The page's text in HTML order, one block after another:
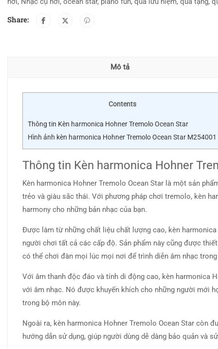
Share:
Mô tả
Contents
Thông tin Kèn harmonica Hohner Tremolo Ocean Star
Hình ảnh kèn harmonica Hohner Tremolo Ocean Star M254001
Thông tin Kèn harmonica Hohner
Kèn harmonica Hohner Tremolo Ocean Star là một sản
trẻo và giàu sắc thái. Với phương pháp chơi tremolo, kèn
harmony cho những bản nhạc của bạn.
Được làm từ những chất liệu chất lượng cao, kèn
người chơi tất cả các cấp độ. Sản phẩm này cũng được
có thể chơi đàn mọi lúc mọi nơi để trình diễn âm nhạc
Với âm thanh độc đáo và tính di động cao, kèn harmonica
với âm nhạc. Nó được khuyến khích cho những người mới
trong bộ môn này.
Ngoài ra, kèn harmonica Hohner Tremolo Ocean Star còn
hướng dẫn sử dụng, giúp người dùng dễ dàng bảo quản và